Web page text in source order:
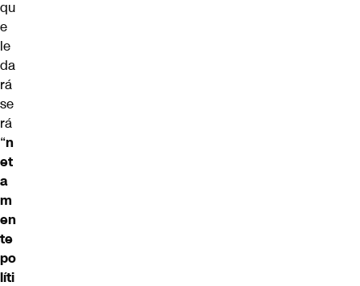
qu
e
le
da
rá
se
rá
“n
et
a
m
en
te
po
líti